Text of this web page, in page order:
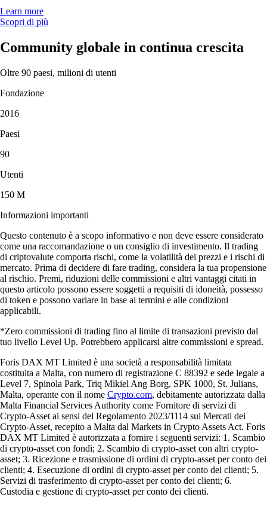
Learn more
Scopri di più
Community globale in continua crescita
Oltre 90 paesi, milioni di utenti
Fondazione
2016
Paesi
90
Utenti
150 M
Informazioni importanti
Questo contenuto è a scopo informativo e non deve essere considerato
come una raccomandazione o un consiglio di investimento. Il trading
di criptovalute comporta rischi, come la volatilità dei prezzi e i rischi di
mercato. Prima di decidere di fare trading, considera la tua propensione
al rischio. Premi, riduzioni delle commissioni e altri vantaggi citati in
questo articolo possono essere soggetti a requisiti di idoneità, possesso
di token e possono variare in base ai termini e alle condizioni
applicabili.
*Zero commissioni di trading fino al limite di transazioni previsto dal
tuo livello Level Up. Potrebbero applicarsi altre commissioni e spread.
Foris DAX MT Limited è una società a responsabilità limitata
costituita a Malta, con numero di registrazione C 88392 e sede legale a
Level 7, Spinola Park, Triq Mikiel Ang Borg, SPK 1000, St. Julians,
Malta, operante con il nome Crypto.com, debitamente autorizzata dalla
Malta Financial Services Authority come Fornitore di servizi di
Crypto-Asset ai sensi del Regolamento 2023/1114 sui Mercati dei
Crypto-Asset, recepito a Malta dal Markets in Crypto Assets Act. Foris
DAX MT Limited è autorizzata a fornire i seguenti servizi: 1. Scambio
di crypto-asset con fondi; 2. Scambio di crypto-asset con altri crypto-
asset; 3. Ricezione e trasmissione di ordini di crypto-asset per conto dei
clienti; 4. Esecuzione di ordini di crypto-asset per conto dei clienti; 5.
Servizi di trasferimento di crypto-asset per conto dei clienti; 6.
Custodia e gestione di crypto-asset per conto dei clienti.